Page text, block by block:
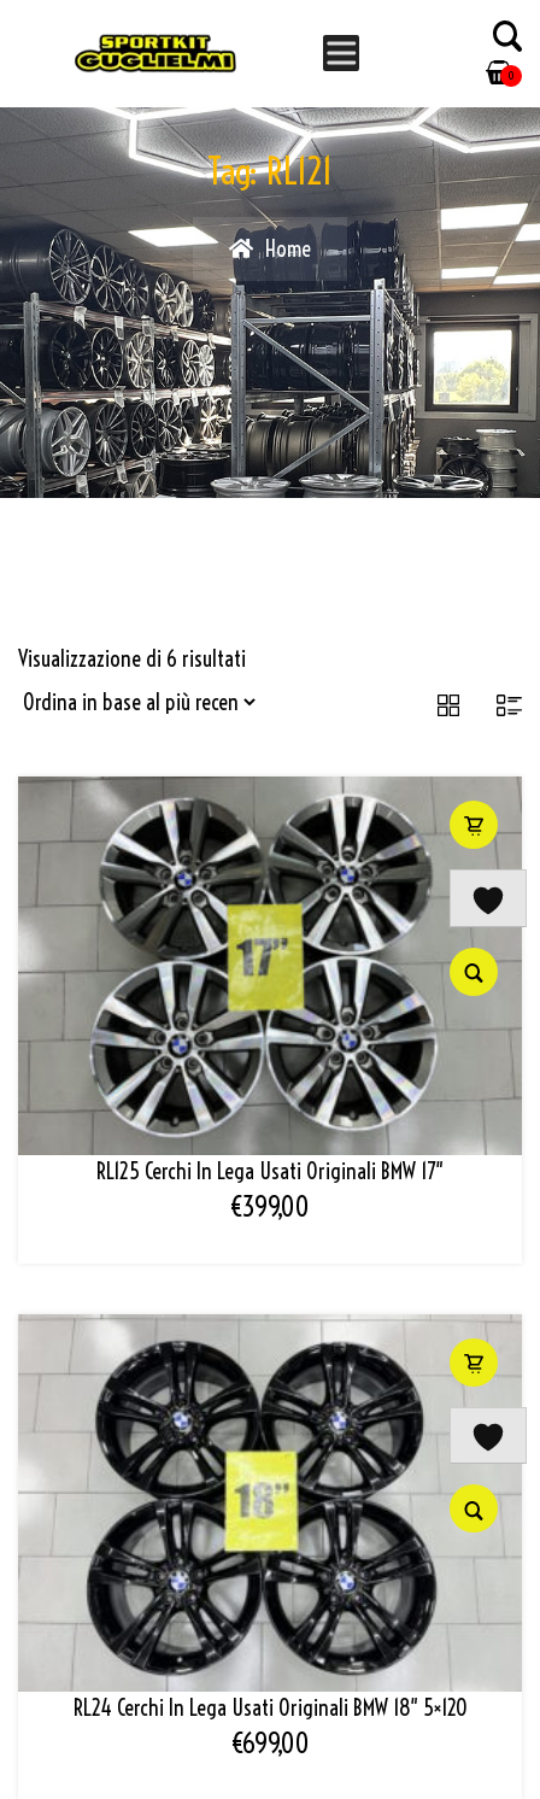
0
Tag:RL121
Home
Visualizzazione di 6 risultati
RL125 Cerchi In Lega Usati Originali BMW 17″
€399,00
RL24 Cerchi In Lega Usati Originali BMW 18″ 5×120
€699,00